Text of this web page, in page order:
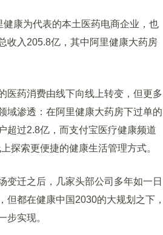
康为代表的本土医药电商企业，也
收入205.8亿，其中阿里健康大药房
药消费由线下向线上转变，但更多
域渗透：在阿里健康大药房下过单的
超过2.8亿，而支付宝医疗健康频道
索更便捷的健康生活管理方式。
迁之后，几家头部公司多年如一日
都在健康中国2030的大规划之下，
步实现。